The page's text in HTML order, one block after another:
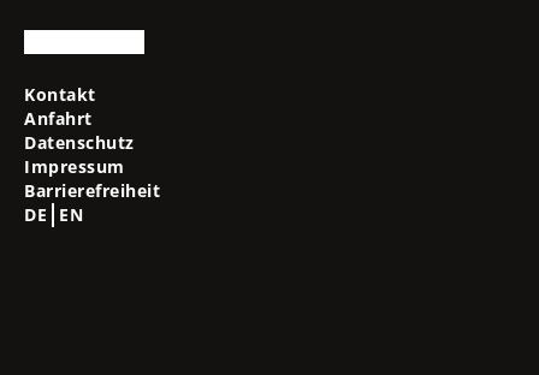
Kontakt
Anfahrt
Datenschutz
Impressum
Barrierefreiheit
DE
EN